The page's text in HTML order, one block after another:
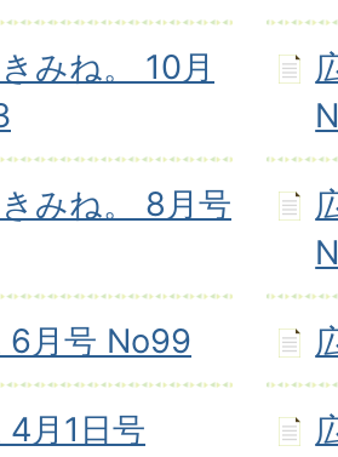
みね。 10月
みね。 8月号
6月号 No99
月1日号